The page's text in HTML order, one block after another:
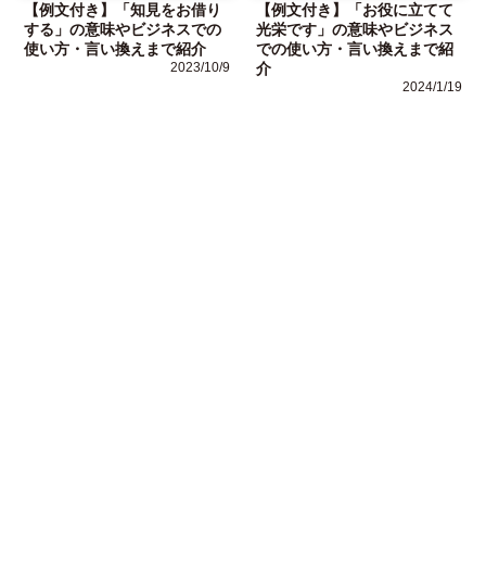
【例文付き】「知見をお借り
する」の意味やビジネスでの
使い方・言い換えまで紹介
2023/10/9
【例文付き】「お役に立てて
光栄です」の意味やビジネス
での使い方・言い換えまで紹
介
2024/1/19